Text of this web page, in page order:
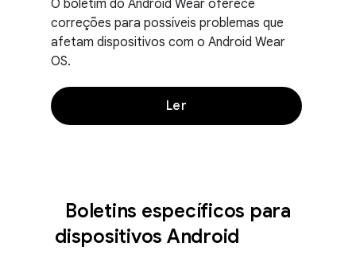
O boletim do Android Wear oferece
correções para possíveis problemas que
afetam dispositivos com o Android Wear
OS.
Ler
Boletins específicos para
dispositivos Android